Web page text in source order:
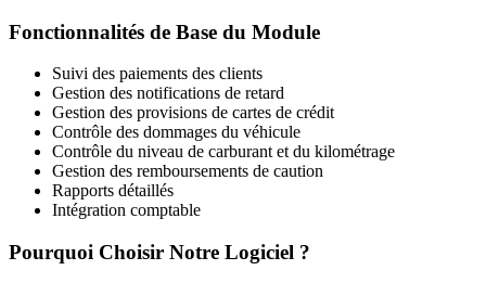
Fonctionnalités de Base du Module
Suivi des paiements des clients
Gestion des notifications de retard
Gestion des provisions de cartes de crédit
Contrôle des dommages du véhicule
Contrôle du niveau de carburant et du kilométrage
Gestion des remboursements de caution
Rapports détaillés
Intégration comptable
Pourquoi Choisir Notre Logiciel ?